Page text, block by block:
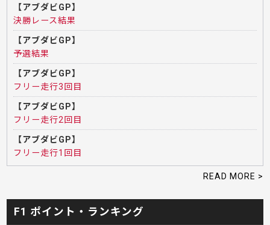
【アブダビGP】
決勝レース結果
【アブダビGP】
予選結果
【アブダビGP】
フリー走行3回目
【アブダビGP】
フリー走行2回目
【アブダビGP】
フリー走行1回目
READ MORE >
F1 ポイント・ランキング